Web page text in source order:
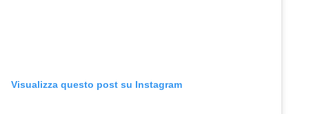
Visualizza questo post su Instagram